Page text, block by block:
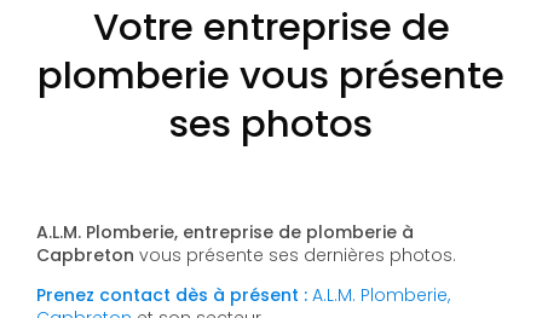
Votre entreprise de
plomberie vous présente
ses photos
A.L.M. Plomberie, entreprise de plomberie à
Capbreton vous présente ses dernières photos.
Prenez contact dès à présent : A.L.M. Plomberie,